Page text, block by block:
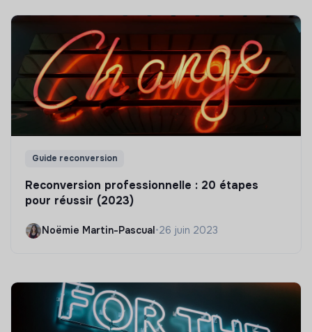
Guide reconversion
Reconversion professionnelle : 20 étapes
pour réussir (2023)
Noëmie Martin-Pascual•26 juin 2023